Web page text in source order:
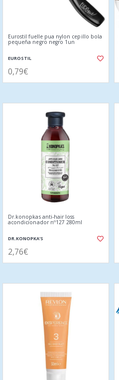
Eurostil fuelle pua nylon cepillo bola
pequeña negro negro 1un
EUROSTIL
0,79€
Dr.konopkas anti-hair loss
acondicionador nº127 280ml
DR.KONOPKA'S
2,76€